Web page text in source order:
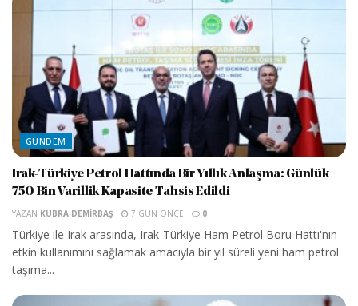
GÜNDEM
Irak-Türkiye Petrol Hattında Bir Yıllık Anlaşma: Günlük
750 Bin Varillik Kapasite Tahsis Edildi
YAZAN KÜBRA DEMIRBAŞ 7 GÜN ÖNCE 0
Türkiye ile Irak arasında, Irak-Türkiye Ham Petrol Boru Hattı'nın
etkin kullanımını sağlamak amacıyla bir yıl süreli yeni ham petrol
taşıma...